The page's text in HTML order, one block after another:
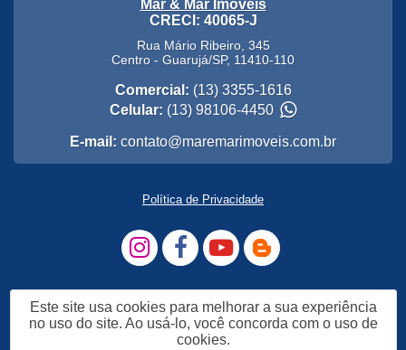
Mar & Mar Imóveis
CRECI: 40065-J
Rua Mário Ribeiro, 345
Centro - Guarujá/SP, 11410-110
Comercial: (13) 3355-1616
Celular: (13) 98106-4450
E-mail: contato@maremarimoveis.com.br
Política de Privacidade
Este site usa cookies para melhorar a sua experiência
no uso do site. Ao usá-lo, você concorda com o uso de
cookies.